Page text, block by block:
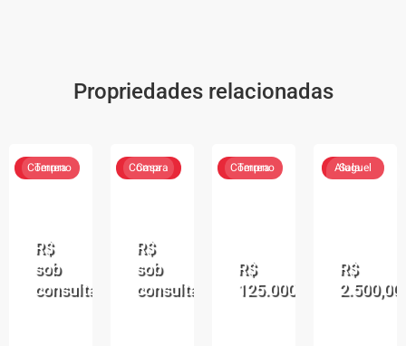
Propriedades relacionadas
R$
sob
consulta
Compra
Terreno
R$
sob
consulta
Compra
Casa
R$
125.000,00
Compra
Terreno
R$
2.500,00
Aluguel
Sala
comercial